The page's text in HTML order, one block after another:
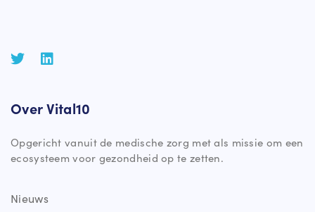
Over Vital10
Opgericht vanuit de medische zorg met als missie om een
ecosysteem voor gezondheid op te zetten.
Nieuws